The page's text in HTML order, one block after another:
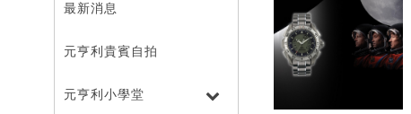
最新消息
元亨利貴賓自拍
元亨利⼩學堂